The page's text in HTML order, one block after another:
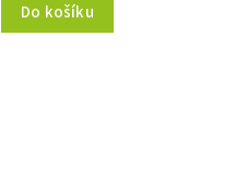
Do košíku